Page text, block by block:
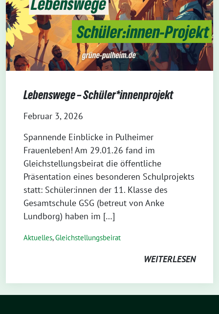
Lebenswege – Schüler*innenprojekt
Februar 3, 2026
Spannende Einblicke in Pulheimer
Frauenleben! Am 29.01.26 fand im
Gleichstellungsbeirat die öffentliche
Präsentation eines besonderen Schulprojekts
statt: Schüler:innen der 11. Klasse des
Gesamtschule GSG (betreut von Anke
Lundborg) haben im […]
Aktuelles,Gleichstellungsbeirat
WEITERLESEN